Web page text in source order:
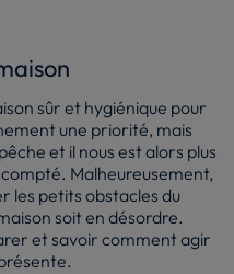
sûr et hygiénique pour
une priorité, mais
et il nous est alors plus
Malheureusement,
les petits obstacles du
soit en désordre.
et savoir comment agir